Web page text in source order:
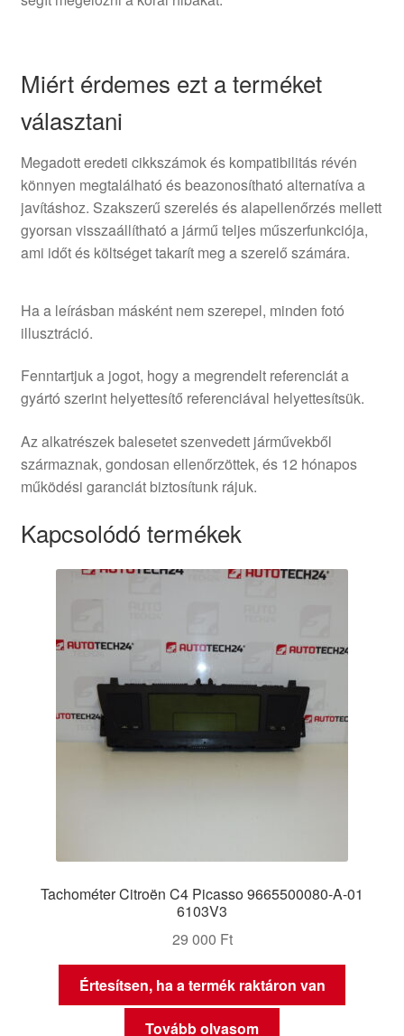
Miért érdemes ezt a terméket
választani
Megadott eredeti cikkszámok és kompatibilitás révén
könnyen megtalálható és beazonosítható alternatíva a
javításhoz. Szakszerű szerelés és alapellenőrzés mellett
gyorsan visszaállítható a jármű teljes műszerfunkciója,
ami időt és költséget takarít meg a szerelő számára.
Ha a leírásban másként nem szerepel, minden fotó
illusztráció.
Fenntartjuk a jogot, hogy a megrendelt referenciát a
gyártó szerint helyettesítő referenciával helyettesítsük.
Az alkatrészek balesetet szenvedett járművekből
származnak, gondosan ellenőrzöttek, és 12 hónapos
működési garanciát biztosítunk rájuk.
Kapcsolódó termékek
Tachométer Citroën C4 Picasso 9665500080-A-01
6103V3
29 000 Ft
Értesítsen, ha a termék raktáron van
Tovább olvasom